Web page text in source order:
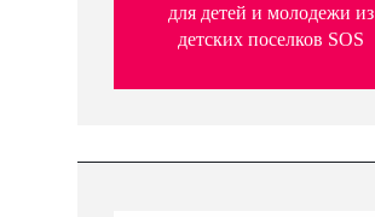
для детей и молодежи из
детских поселков SOS